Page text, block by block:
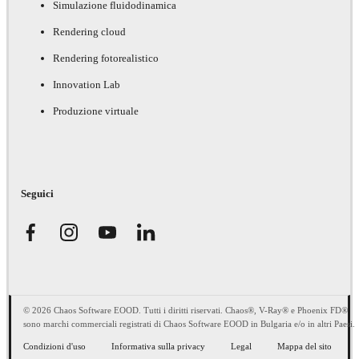
Simulazione fluidodinamica
Rendering cloud
Rendering fotorealistico
Innovation Lab
Produzione virtuale
Seguici
© 2026 Chaos Software EOOD. Tutti i diritti riservati. Chaos®, V-Ray® e Phoenix FD®
sono marchi commerciali registrati di Chaos Software EOOD in Bulgaria e/o in altri Paesi.
Condizioni d'uso Informativa sulla privacy Legal Mappa del sito